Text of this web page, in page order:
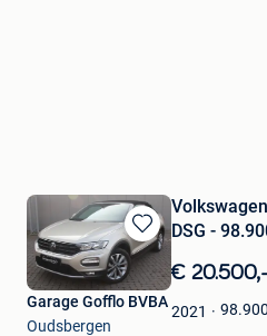
Bewaren
in
Mijn
Favorieten
DSG -
€ 20.500,-
2021 98.900
Garage Gofflo BVBA
Oudsbergen